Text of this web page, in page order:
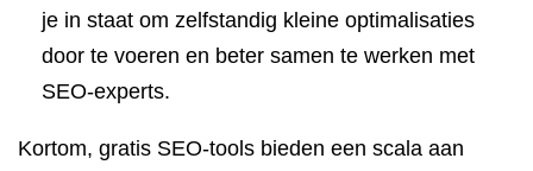
je in staat om zelfstandig kleine optimalisaties
door te voeren en beter samen te werken met
SEO-experts.
Kortom, gratis SEO-tools bieden een scala aan